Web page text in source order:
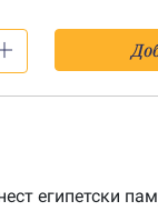
египетски